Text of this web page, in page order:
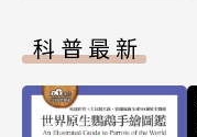
科普最新